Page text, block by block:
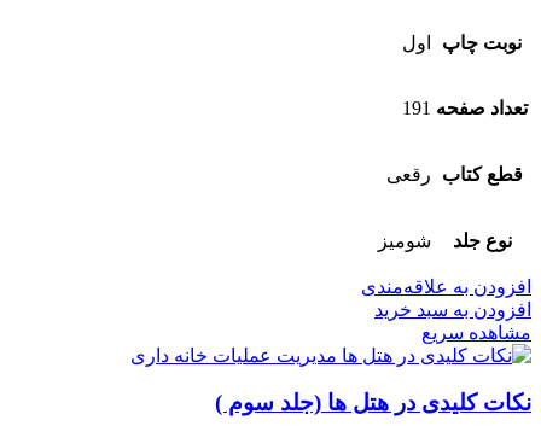
نوبت چاپ اول
تعداد صفحه 191
قطع کتاب رقعی
نوع جلد شومیز
افزودن به علاقه‌مندی
افزودن به سبد خرید
مشاهده سریع
نکات کلیدی در هتل ها (جلد سوم )